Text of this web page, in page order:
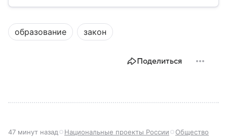
остается одним из самых известных городов
региона: собрали о нем главное.
образование закон
Поделиться
47 минут назад Национальные проекты России Общество